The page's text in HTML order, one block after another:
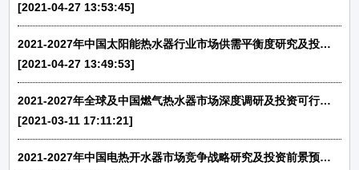
[2021-04-27 13:53:45]
2021-2027年中国太阳能热水器行业市场供需平衡度研究及投资战略可行性预测报告
[2021-04-27 13:49:53]
2021-2027年全球及中国燃气热水器市场深度调研及投资可行性预测咨询报告
[2021-03-11 17:11:21]
2021-2027年中国电热开水器市场竞争战略研究及投资前景预测报告